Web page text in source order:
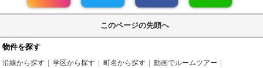
このページの先頭へ
物件を探す
沿線から探す 学区から探す 町名から探す
動画でルームツアー